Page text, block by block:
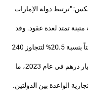
"ترتبط دولة الإمارات
متينة تمتد لعدة عقود. وقد
شهدت التجارة غير النفطية بين البلدين نمواً لافتاً بنسبة 20.5% لتتجاوز 240
مليار درهم في عام 2024، مقارنة بـ 199.3 مليار درهم في عام 2023، ما
الواعدة بين الدولتين.